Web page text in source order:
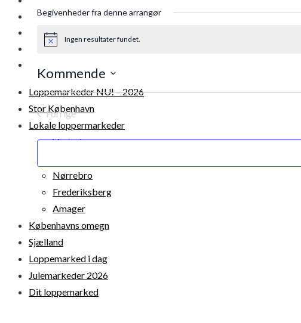
SJÆLLAND
LOPPEMARKED I DAG
JULEMARKEDER 2026
DIT LOPPEMARKED
Loppemarkeder NU! – 2026
Stor København
Lokale loppermarkeder
Vesterbro
Nørrebro
Frederiksberg
Amager
Københavns omegn
Sjælland
Loppemarked i dag
Julemarkeder 2026
Dit loppemarked
Begivenheder fra denne arrangør
NoticeIngen resultater fundet.
Kommende
Vælg
dato.
Forrige
Begivenheder